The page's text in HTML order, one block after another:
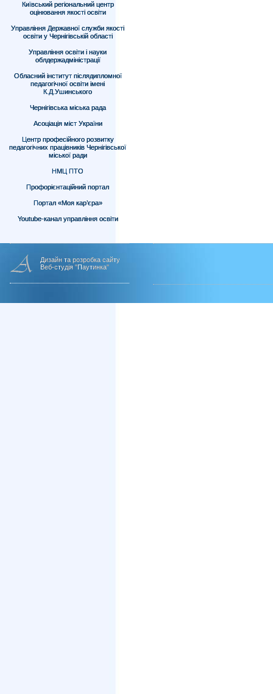
Київський регіональний центр
оцінювання якості освіти
Управління Державної служби якості
освіти у Чернігівській області
Управління освіти і науки
облдержадміністрації
Обласний інститут післядипломної
педагогічної освіти імені
К.Д.Ушинського
Чернігівська міська рада
Асоціація міст України
Центр професійного розвитку
педагогічних працівників Чернігівської
міської ради
НМЦ ПТО
Профорієнтаційний портал
Портал «Моя кар’єра»
Youtube-канал управління освіти
Дизайн та розробка сайту
Веб-студія "Паутинка"